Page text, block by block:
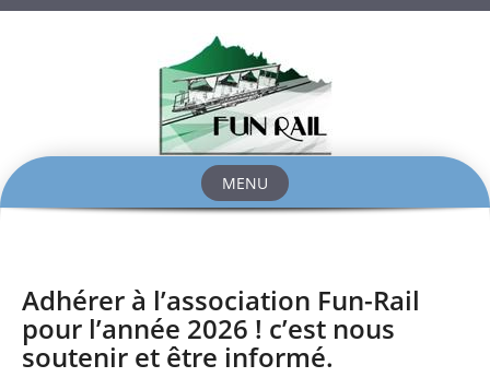
MENU
Adhérer à l’association Fun-Rail
pour l’année 2026 ! c’est nous
soutenir et être informé.